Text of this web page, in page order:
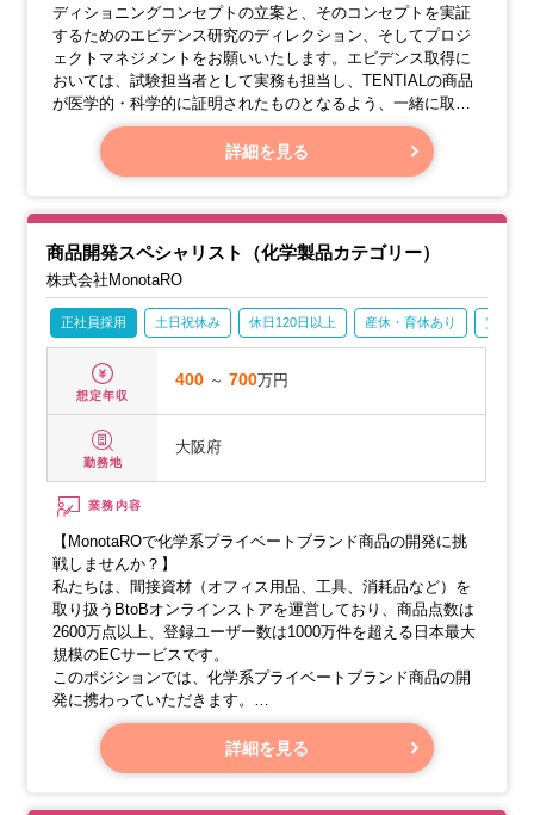
ディショニングコンセプトの立案と、そのコンセプトを実証
するためのエビデンス研究のディレクション、そしてプロジ
ェクトマネジメントをお願いいたします。エビデンス取得に
おいては、試験担当者として実務も担当し、TENTIALの商品
が医学的・科学的に証明されたものとなるよう、一緒に取り
組んでいきましょう。
【業務内容】
・
詳細を見る
商品開発スペシャリスト（化学製品カテゴリー）
株式会社MonotaRO
正社員採用 土日祝休み 休日120日以上 産休・育休あり 賞与あ
想定年収
400 ～700万円
勤務地
大阪府
業務内容
【MonotaROで化学系プライベートブランド商品の開発に挑
戦しませんか？】
私たちは、間接資材（オフィス用品、工具、消耗品など）を
取り扱うBtoBオンラインストアを運営しており、商品点数は
2600万点以上、登録ユーザー数は1000万件を超える日本最大
規模のECサービスです。
このポジションでは、化学系プライベートブランド商品の開
発に携わっていただきます。
これまでOEMとして外部に委託していた開発を、新しいプロ
ジェクトとして自社で進めています。
2024年からは化学製品専用のラボも開設し、自社で性能評価
詳細を見る